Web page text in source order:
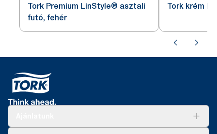
Tork Premium LinStyle® asztali
futó, fehér
Tork krém